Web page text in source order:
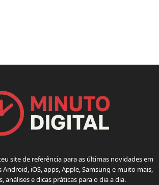
site de referência para as últimas novidades em
iOS, apps, Apple, Samsung e muito mais,
análises e dicas práticas para o dia a dia.